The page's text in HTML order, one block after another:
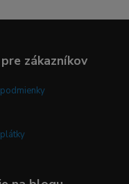
zákazníkov